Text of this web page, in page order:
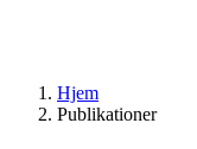
Hjem
Publikationer